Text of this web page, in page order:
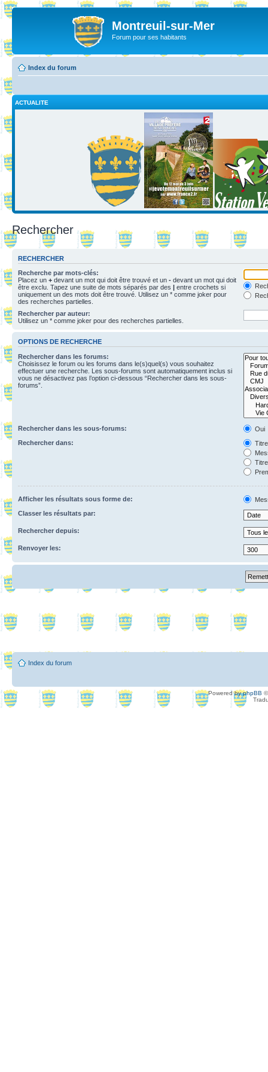
Montreuil-sur-Mer
Forum pour ses habitants
Index du forum
ACTUALITE
Rechercher
RECHERCHER
Recherche par mots-clés:
Placez un + devant un mot qui doit être trouvé et un - devant un mot qui doit
être exclu. Tapez une suite de mots séparés par des | entre crochets si
uniquement un des mots doit être trouvé. Utilisez un * comme joker pour
des recherches partielles.
Rechercher par auteur:
Utilisez un * comme joker pour des recherches partielles.
OPTIONS DE RECHERCHE
Rechercher dans les forums:
Choisissez le forum ou les forums dans le(s)quel(s) vous souhaitez
effectuer une recherche. Les sous-forums sont automatiquement inclus si
vous ne désactivez pas l’option ci-dessous “Rechercher dans les sous-
forums”.
Rechercher dans les sous-forums:
Oui
Rechercher dans:
Afficher les résultats sous forme de:
Classer les résultats par:
Rechercher depuis:
Renvoyer les:
Index du forum
Powered byphpBB